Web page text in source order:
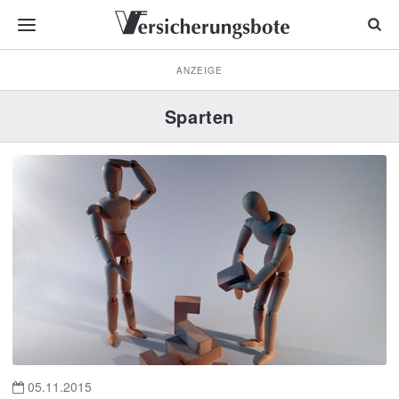
ANZEIGE
Sparten
05.11.2015